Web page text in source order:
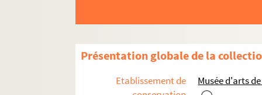
Présentation globale de la
Etablissement de
Musée d'arts
Artistes. CORNEILLE, Pierre
Artistes. CORNELIUS, Jean-Georges